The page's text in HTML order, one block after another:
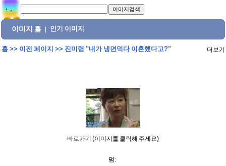
이미지 홈 인기 이미지
홈>> 이전 페이지 >> 진미령 "내가 냉면먹다 이혼했다고?" 더보기
바로가기 (이미지를 클릭해 주세요)
펌: